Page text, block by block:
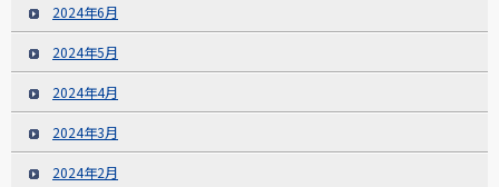
2024年6月
2024年5月
2024年4月
2024年3月
2024年2月